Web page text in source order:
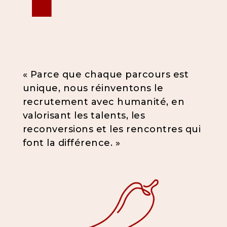
« Parce que chaque parcours est
unique, nous réinventons le
recrutement avec humanité, en
valorisant les talents, les
reconversions et les rencontres qui
font la différence. »